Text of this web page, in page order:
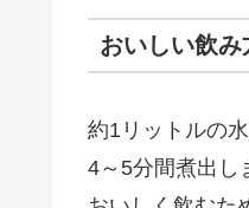
おいしい飲み
約1リットルの
4～5分間煮出し